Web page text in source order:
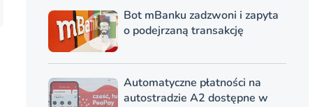
Bot mBanku zadzwoni i zapyta
o podejrzaną transakcję
Automatyczne płatności na
autostradzie A2 dostępne w